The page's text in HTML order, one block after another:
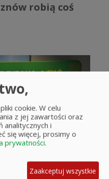
robią coś
cookie. W celu
z jej zawartości oraz
analitycznych i
się więcej, prosimy o
prywatności.
Zaakceptuj wszystkie